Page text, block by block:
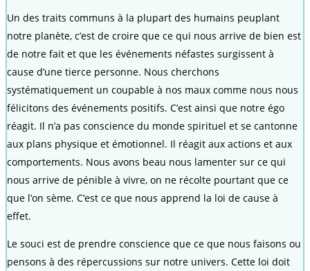
Un des traits communs à la plupart des humains peuplant
notre planète, c’est de croire que ce qui nous arrive de bien est
de notre fait et que les événements néfastes surgissent à
cause d’une tierce personne. Nous cherchons
systématiquement un coupable à nos maux comme nous nous
félicitons des événements positifs. C’est ainsi que notre égo
réagit. Il n’a pas conscience du monde spirituel et se cantonne
aux plans physique et émotionnel. Il réagit aux actions et aux
comportements. Nous avons beau nous lamenter sur ce qui
nous arrive de pénible à vivre, on ne récolte pourtant que ce
que l’on sème. C’est ce que nous apprend la loi de cause à
effet.
Le souci est de prendre conscience que ce que nous faisons ou
pensons à des répercussions sur notre univers. Cette loi doit